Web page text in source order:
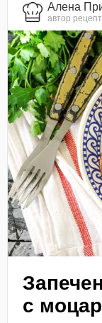
Алена
автор
с